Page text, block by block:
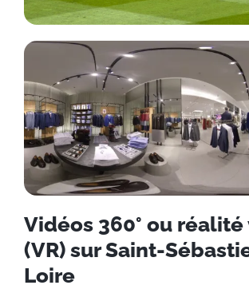
Vidéos 360° ou
(VR) sur Saint-
Loire